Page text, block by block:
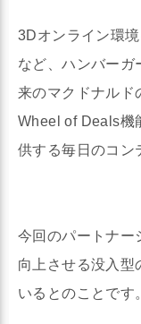
3Dオンライン環
など、ハンバーガ
来のマクドナルド
Wheel of Deals機
供する毎日のコン
今回のパートナー
向上させる没入型
いるとのことです